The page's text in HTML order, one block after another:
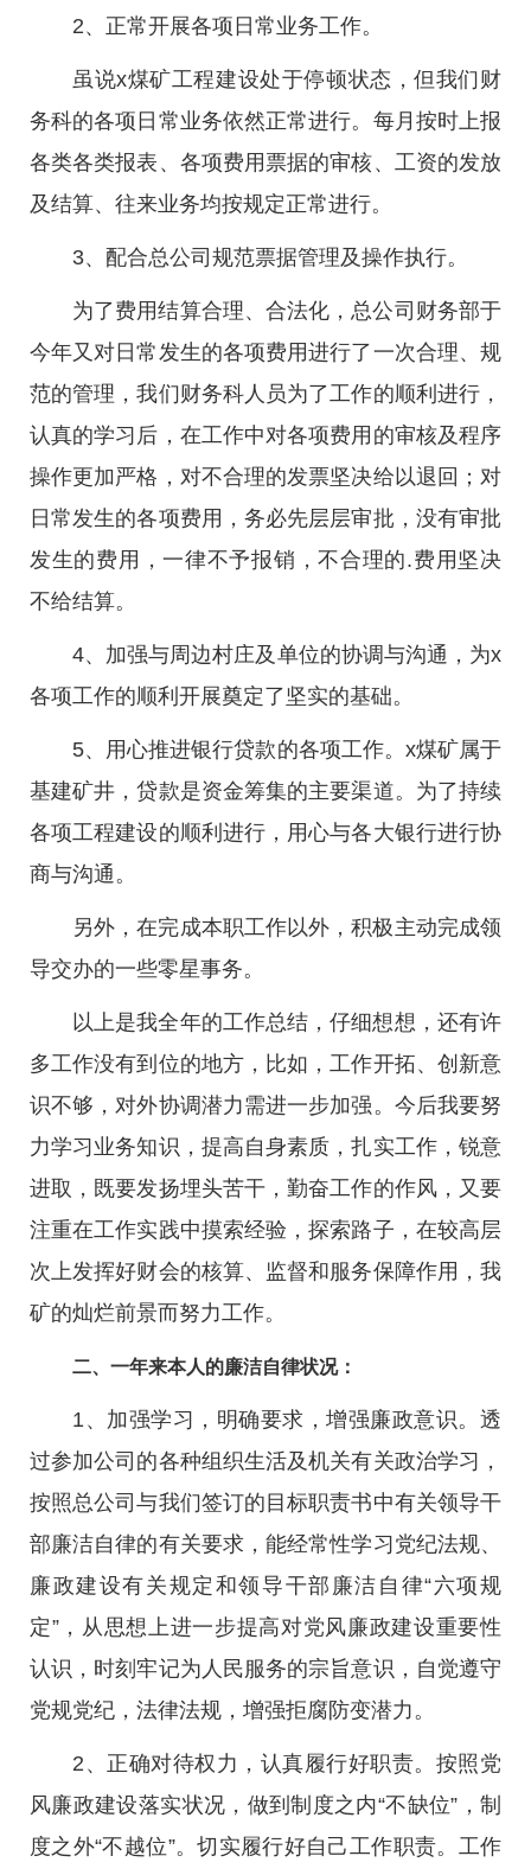
2、正常开展各项日常业务工作。
虽说x煤矿工程建设处于停顿状态，但我们财
务科的各项日常业务依然正常进行。每月按时上报
各类各类报表、各项费用票据的审核、工资的发放
及结算、往来业务均按规定正常进行。
3、配合总公司规范票据管理及操作执行。
为了费用结算合理、合法化，总公司财务部于
今年又对日常发生的各项费用进行了一次合理、规
范的管理，我们财务科人员为了工作的顺利进行，
认真的学习后，在工作中对各项费用的审核及程序
操作更加严格，对不合理的发票坚决给以退回；对
日常发生的各项费用，务必先层层审批，没有审批
发生的费用，一律不予报销，不合理的.费用坚决
不给结算。
4、加强与周边村庄及单位的协调与沟通，为x
各项工作的顺利开展奠定了坚实的基础。
5、用心推进银行贷款的各项工作。x煤矿属于
基建矿井，贷款是资金筹集的主要渠道。为了持续
各项工程建设的顺利进行，用心与各大银行进行协
商与沟通。
另外，在完成本职工作以外，积极主动完成领
导交办的一些零星事务。
以上是我全年的工作总结，仔细想想，还有许
多工作没有到位的地方，比如，工作开拓、创新意
识不够，对外协调潜力需进一步加强。今后我要努
力学习业务知识，提高自身素质，扎实工作，锐意
进取，既要发扬埋头苦干，勤奋工作的作风，又要
注重在工作实践中摸索经验，探索路子，在较高层
次上发挥好财会的核算、监督和服务保障作用，我
矿的灿烂前景而努力工作。
二、一年来本人的廉洁自律状况：
1、加强学习，明确要求，增强廉政意识。透
过参加公司的各种组织生活及机关有关政治学习，
按照总公司与我们签订的目标职责书中有关领导干
部廉洁自律的有关要求，能经常性学习党纪法规、
廉政建设有关规定和领导干部廉洁自律“六项规
定”，从思想上进一步提高对党风廉政建设重要性
认识，时刻牢记为人民服务的宗旨意识，自觉遵守
党规党纪，法律法规，增强拒腐防变潜力。
2、正确对待权力，认真履行好职责。按照党
风廉政建设落实状况，做到制度之内“不缺位”，制
度之外“不越位”。切实履行好自己工作职责。工作